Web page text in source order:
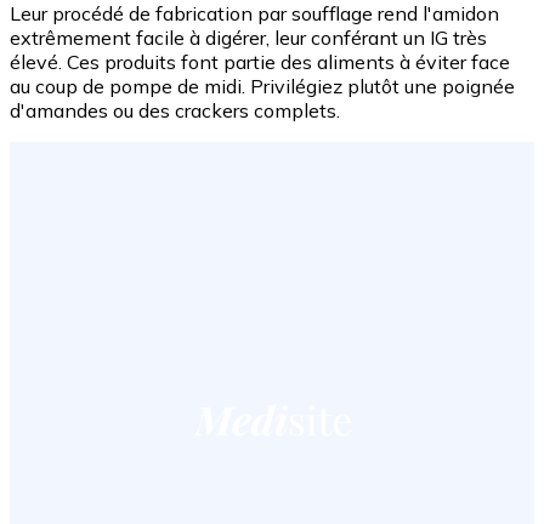
Leur procédé de fabrication par soufflage rend l'amidon
extrêmement facile à digérer, leur conférant un IG très
élevé. Ces produits font partie des aliments à éviter face
au coup de pompe de midi. Privilégiez plutôt une poignée
d'amandes ou des crackers complets.